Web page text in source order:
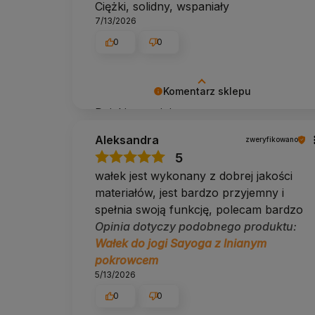
Zastosowanie
Regulacja twardości
Savasana, yin joga
Wałek najlepiej sprawdza się w pozycjach
przede wszystkim do medytacji w siadzie.
Najczęstsze pytania
Czy wałek nadaje się dla
Tak, łuska gryki dopasowuje się do ciała od pierwszej
Jakie są wymiary i waga?
70 × 20 cm, ok. 4 kg.
Komentarz sklepu
Dzięki za opinię ✨
Ciężki, solidny, wspaniały
7/13/2026
0 0
Aleksandra zweryfikowano
5
wałek jest wykonany z dobrej jakości
materiałów, jest bardzo przyjemny i
spełnia swoją funkcję, polecam bardzo
Opinia dotyczy podobnego produktu:
Wałek do jogi Sayoga z lnianym
pokrowcem
5/13/2026
0 0